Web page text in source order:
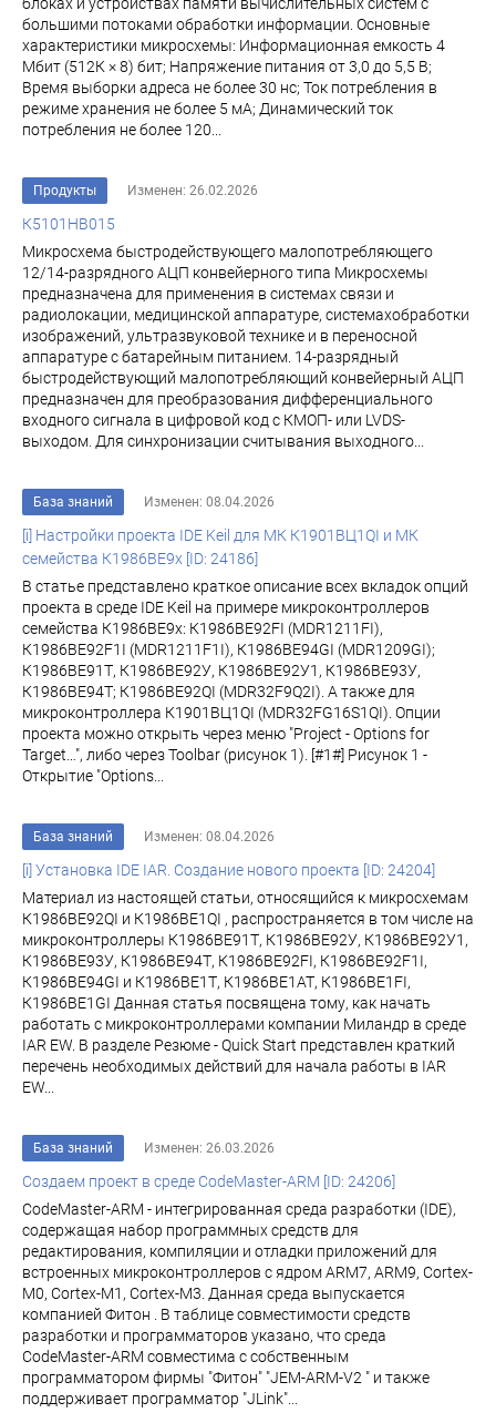
большими потоками обработки информации. Основные
характеристики микросхемы: Информационная емкость 4
Мбит (512К × 8) бит; Напряжение питания от 3,0 до 5,5 В;
Время выборки адреса не более 30 нс; Ток потребления в
режиме хранения не более 5 мА; Динамический ток
потребления не более 120...
Продукты Изменен: 26.02.2026
К5101НВ015
Микросхема быстродействующего малопотребляющего
12/14-разрядного АЦП конвейерного типа Микросхемы
предназначена для применения в системах связи и
радиолокации, медицинской аппаратуре, системахобработки
изображений, ультразвуковой технике и в переносной
аппаратуре с батарейным питанием. 14-разрядный
быстродействующий малопотребляющий конвейерный АЦП
предназначен для преобразования дифференциального
входного сигнала в цифровой код с КМОП- или LVDS-
выходом. Для синхронизации считывания выходного...
База знаний Изменен: 08.04.2026
[i] Настройки проекта IDE Keil для МК К1901ВЦ1QI и МК
семейства К1986ВЕ9x [ID: 24186]
В статье представлено краткое описание всех вкладок опций
проекта в среде IDE Keil на примере микроконтроллеров
семейства К1986ВЕ9x: К1986ВЕ92FI (MDR1211FI),
К1986ВЕ92F1I (MDR1211F1I), К1986ВЕ94GI (MDR1209GI);
К1986ВЕ91Т, К1986ВЕ92У, К1986ВЕ92У1, К1986ВЕ93У,
К1986ВЕ94Т; К1986ВЕ92QI (MDR32F9Q2I). А также для
микроконтроллера К1901ВЦ1QI (MDR32FG16S1QI). Опции
проекта можно открыть через меню "Project - Options for
Target…", либо через Toolbar (рисунок 1). [#1#] Рисунок 1 -
Открытие "Options...
База знаний Изменен: 08.04.2026
[i] Установка IDE IAR. Создание нового проекта [ID: 24204]
Материал из настоящей статьи, относящийся к микросхемам
К1986ВЕ92QI и К1986ВЕ1QI , распространяется в том числе на
микроконтроллеры К1986ВЕ91Т, К1986ВЕ92У, К1986ВЕ92У1,
К1986ВЕ93У, К1986ВЕ94Т, К1986ВЕ92FI, К1986ВЕ92F1I,
К1986ВЕ94GI и К1986ВЕ1Т, К1986ВЕ1АТ, К1986ВЕ1FI,
К1986ВЕ1GI Данная статья посвящена тому, как начать
работать с микроконтроллерами компании Миландр в среде
IAR EW. В разделе Резюме - Quick Start представлен краткий
перечень необходимых действий для начала работы в IAR
EW...
База знаний Изменен: 26.03.2026
Создаем проект в среде CodeMaster-ARM [ID: 24206]
CodeMaster-ARM - интегрированная среда разработки (IDE),
содержащая набор программных средств для
редактирования, компиляции и отладки приложений для
встроенных микроконтроллеров с ядром ARM7, ARM9, Cortex-
M0, Cortex-M1, Cortex-M3. Данная среда выпускается
компанией Фитон . В таблице совместимости средств
разработки и программаторов указано, что среда
CodeMaster-ARM совместима с собственным
программатором фирмы "Фитон" "JEM-ARM-V2 " и также
поддерживает программатор "JLink"...